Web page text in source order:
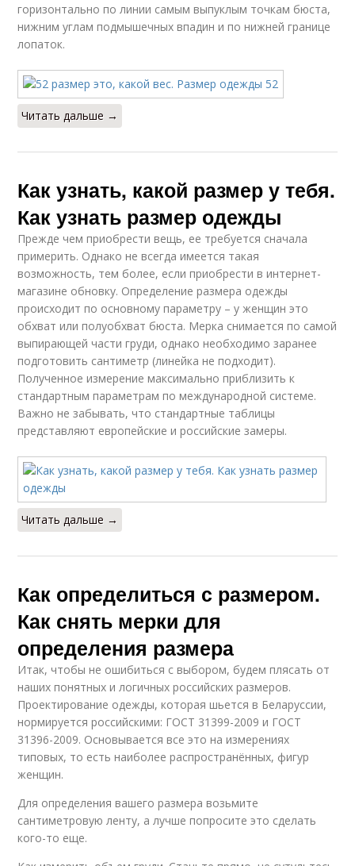
горизонтально по линии самым выпуклым точкам бюста,
нижним углам подмышечных впадин и по нижней границе
лопаток.
Читать дальше →
Как узнать, какой размер у тебя.
Как узнать размер одежды
Прежде чем приобрести вещь, ее требуется сначала
примерить. Однако не всегда имеется такая
возможность, тем более, если приобрести в интернет-
магазине обновку. Определение размера одежды
происходит по основному параметру – у женщин это
обхват или полуобхват бюста. Мерка снимается по самой
выпирающей части груди, однако необходимо заранее
подготовить сантиметр (линейка не подходит).
Полученное измерение максимально приблизить к
стандартным параметрам по международной системе.
Важно не забывать, что стандартные таблицы
представляют европейские и российские замеры.
Читать дальше →
Как определиться с размером.
Как снять мерки для
определения размера
Итак, чтобы не ошибиться с выбором, будем плясать от
наших понятных и логичных российских размеров.
Проектирование одежды, которая шьется в Беларуссии,
нормируется российскими: ГОСТ 31399-2009 и ГОСТ
31396-2009. Основывается все это на измерениях
типовых, то есть наиболее распространённых, фигур
женщин.
Для определения вашего размера возьмите
сантиметровую ленту, а лучше попросите это сделать
кого-то еще.